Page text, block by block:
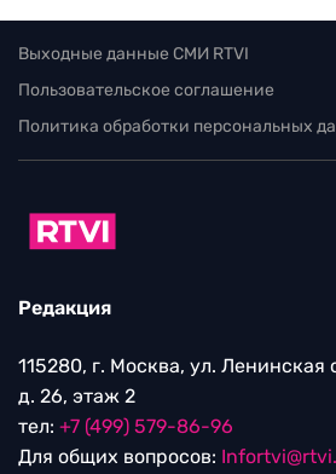
Выходные данные СМИ RTVI
Пользовательское соглашение
Политика обработки персональных
Редакция
115280, г. Москва, ул. Ленинская
д. 26, этаж 2
тел: +7 (499) 579-86-96
Для общих вопросов: